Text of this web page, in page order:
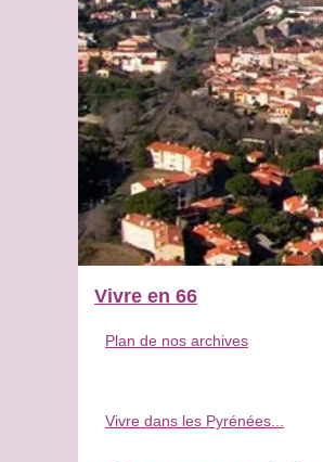
Vivre en 66
Plan de nos archives
Vivre dans les Pyrénées...